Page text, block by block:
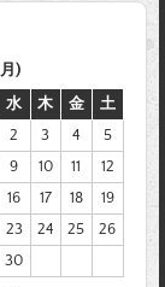
)
水 木 金
土
2 3 4
5
9 10 11
12
16 17 18
19
23 24 25
26
30